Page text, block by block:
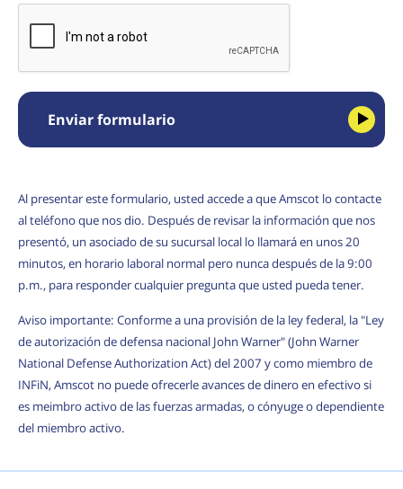
Enviar formulario
Al presentar este formulario, usted accede a que Amscot lo contacte
al teléfono que nos dio. Después de revisar la información que nos
presentó, un asociado de su sucursal local lo llamará en unos 20
minutos, en horario laboral normal pero nunca después de la 9:00
p.m., para responder cualquier pregunta que usted pueda tener.
Aviso importante: Conforme a una provisión de la ley federal, la "Ley
de autorización de defensa nacional John Warner" (John Warner
National Defense Authorization Act) del 2007 y como miembro de
INFiN, Amscot no puede ofrecerle avances de dinero en efectivo si
es meimbro activo de las fuerzas armadas, o cónyuge o dependiente
del miembro activo.